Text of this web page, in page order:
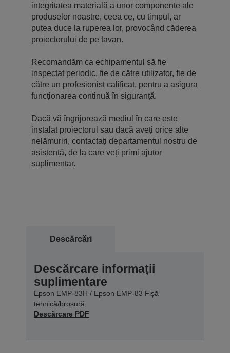
integritatea materială a unor componente ale
produselor noastre, ceea ce, cu timpul, ar
putea duce la ruperea lor, provocând căderea
proiectorului de pe tavan.
Recomandăm ca echipamentul să fie
inspectat periodic, fie de către utilizator, fie de
către un profesionist calificat, pentru a asigura
funcționarea continuă în siguranță.
Dacă vă îngrijorează mediul în care este
instalat proiectorul sau dacă aveți orice alte
nelămuriri, contactați departamentul nostru de
asistență, de la care veți primi ajutor
suplimentar.
Descărcări
Descărcare informații
suplimentare
Epson EMP-83H / Epson EMP-83 Fișă
tehnică/broșură
Descărcare PDF